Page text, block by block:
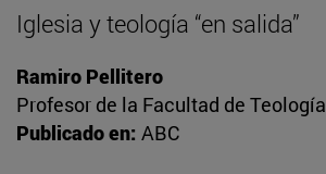
Iglesia y teología “en salida”
Ramiro Pellitero
Profesor de la Facultad de Teología
Publicado en: ABC